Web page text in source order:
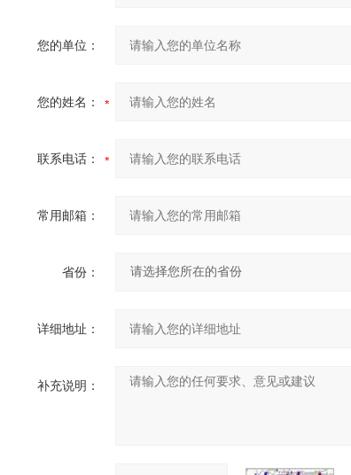
您的单位：
您的姓名：
联系电话：
常用邮箱：
省份：
详细地址：
补充说明：